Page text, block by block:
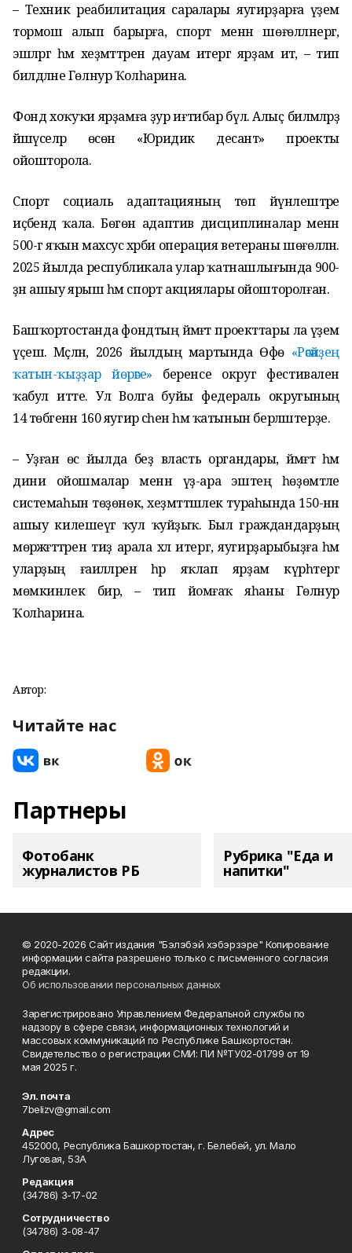
– Техник реабилитация саралары яугирҙарға әүҙем
тормош алып барырға, спорт менән шөғөлләнергә,
эшләргә һәм хеҙмәттәрен дауам итергә ярҙам итә, – тип
билдәләне Гөлнур Ҡолһарина.
Фонд хоҡуҡи ярҙамға ҙур иғтибар бүлә. Алыҫ биләмәләрҙә
йәшәүселәр өсөн «Юридик десант» проекты
ойошторола.
Спорт социаль адаптацияның төп йүнәлештәре
иҫәбендә ҡала. Бөгөн адаптив дисциплиналар менән
500-гә яҡын махсус хәрби операция ветераны шөғөлләнә.
2025 йылда республикала улар ҡатнашлығында 900-
ҙән ашыу ярыш һәм спорт акциялары ойошторолған.
Башҡортостанда фондтың йәмәғәт проекттары ла әүҙем
үҫешә. Мәҫәлән, 2026 йылдың мартында Өфө «Рәсәйҙең
ҡатын-ҡыҙҙар йөрәге» беренсе округ фестивален
ҡабул итте. Ул Волга буйы федераль округының
14 төбәгенән 160 яугир әсәһен һәм ҡатынын берләштерҙе.
– Уҙған өс йылда беҙ власть органдары, йәмәғәт һәм
дини ойошмалар менән үҙ-ара эштең һөҙөмтәле
системаһын төҙөнөк, хеҙмәттәшлек тураһында 150-нән
ашыу килешеүгә ҡул ҡуйҙыҡ. Был граждандарҙың
мөрәжәғәттәрен тиҙ арала хәл итергә, яугирҙарыбыҙға һәм
уларҙың ғаиләләренә һәр яҡлап ярҙам күрһәтергә
мөмкинлек бирә, – тип йомғаҡ яһаны Гөлнур
Ҡолһарина.
Автор:
Читайте нас
Партнеры
Фотобанк
журналистов РБ
Рубрика "Еда и
напитки"
© 2020-2026 Сайт издания "Бэлэбэй хэбэрзэре" Копирование
информации сайта разрешено только с письменного согласия
редакции.
Об использовании персональных данных
Зарегистрировано Управлением Федеральной службы по
надзору в сфере связи, информационных технологий и
массовых коммуникаций по Республике Башкортостан.
Свидетельство о регистрации СМИ: ПИ №ТУ02-01799 от 19
мая 2025 г.
Эл. почта
7belizv@gmail.com
Адрес
452000, Республика Башкортостан, г. Белебей, ул. Мало
Луговая, 53А
Редакция
(34786) 3-17-02
Сотрудничество
(34786) 3-08-47